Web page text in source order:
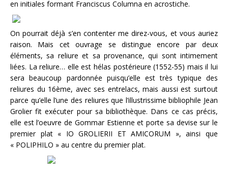
en initiales formant Franciscus Columna en acrostiche.
On pourrait déjà s’en contenter me direz-vous, et vous auriez
raison. Mais cet ouvrage se distingue encore par deux
éléments, sa reliure et sa provenance, qui sont intimement
liées. La reliure… elle est hélas postérieure (1552-55) mais il lui
sera beaucoup pardonnée puisqu’elle est très typique des
reliures du 16ème, avec ses entrelacs, mais aussi est surtout
parce qu’elle l’une des reliures que l’illustrissime bibliophile Jean
Grolier fit exécuter pour sa bibliothèque. Dans ce cas précis,
elle est l’oeuvre de Gommar Estienne et porte sa devise sur le
premier plat « IO GROLIERII ET AMICORUM », ainsi que
« POLIPHILO » au centre du premier plat.